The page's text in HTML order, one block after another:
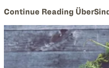
Continue Reading